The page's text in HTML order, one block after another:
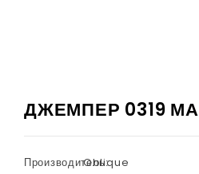
ДЖЕМПЕР 0319 МА
Производитель:
Oblique